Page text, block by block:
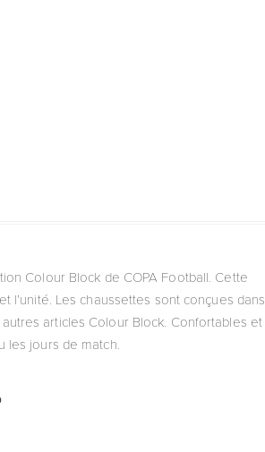
Colour Block de COPA Football. Cette
l’unité. Les chaussettes sont conçues dans
articles Colour Block. Confortables et
les jours de match.